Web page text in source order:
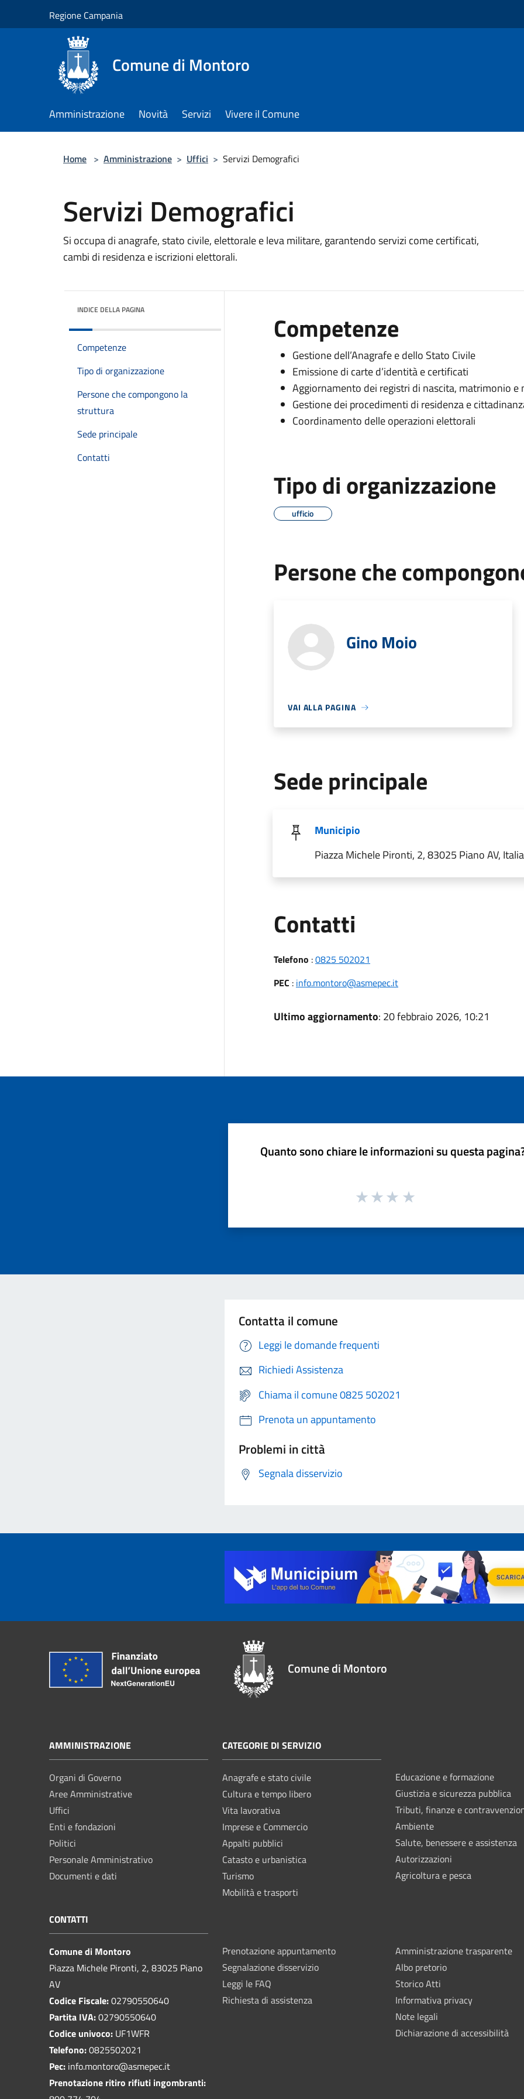
Regione Campania
Comune di Montoro
Amministrazione Novità Servizi Vivere il Comune
Home > Amministrazione > Uffici > Servizi Demografici
Servizi Demografici
Si occupa di anagrafe, stato civile, elettorale e leva militare, garantendo servizi come certificati,
cambi di residenza e iscrizioni elettorali.
INDICE DELLA PAGINA
Competenze
Tipo di organizzazione
Persone che compongono la
struttura
Sede principale
Contatti
Competenze
Gestione dell’Anagrafe e dello Stato Civile
Emissione di carte d’identità e certificati
Aggiornamento dei registri di nascita, matrimonio e
Gestione dei procedimenti di residenza e
Coordinamento delle operazioni elettorali
Tipo di organizzazione
ufficio
Persone che
Gino Moio
VAI ALLA PAGINA
Sede principale
Municipio
Piazza Michele Pironti, 2, 83025 Piano AV, Italia
Contatti
Telefono :0825 502021
PEC : info.montoro@asmepec.it
Ultimo aggiornamento: 20 febbraio 2026, 10:21
Quanto sono chiare le informazioni su questa
Contatta il comune
Leggi le domande frequenti
Richiedi Assistenza
Chiama il comune 0825 502021
Prenota un appuntamento
Problemi in città
Segnala disservizio
Comune di Montoro
AMMINISTRAZIONE
Organi di Governo
Aree Amministrative
Uffici
Enti e fondazioni
Politici
Personale Amministrativo
Documenti e dati
CATEGORIE DI SERVIZIO
Anagrafe e stato civile
Cultura e tempo libero
Vita lavorativa
Imprese e Commercio
Appalti pubblici
Catasto e urbanistica
Turismo
Mobilità e trasporti
Educazione e formazione
Giustizia e sicurezza pubblica
Tributi, finanze e
Ambiente
Salute, benessere e assistenza
Autorizzazioni
Agricoltura e pesca
CONTATTI
Comune di Montoro
Piazza Michele Pironti, 2, 83025 Piano
AV
Codice Fiscale:02790550640
Partita IVA:02790550640
Codice univoco: UF1WFR
Telefono:0825502021
Pec: info.montoro@asmepec.it
Prenotazione ritiro rifiuti ingombranti:
Prenotazione appuntamento
Segnalazione disservizio
Leggi le FAQ
Richiesta di assistenza
Amministrazione trasparente
Albo pretorio
Storico Atti
Informativa privacy
Note legali
Dichiarazione di accessibilità